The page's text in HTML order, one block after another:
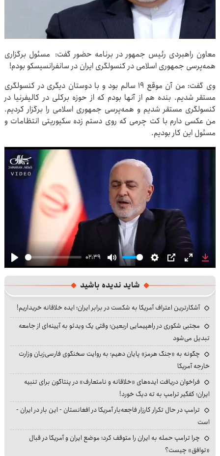
معاون راهبردی رئیس جمهور در برنامه حضور گفت: مسئول برگزاری
همه‌پرسی جمهوری اسلامی در کنسولگری ایران در سانفرانسیسکو بودم!
وی گفت: من آن موقع ۱۹ سالم بود و با دوستان دیگری در کنسولگری
مستقر شدیم. بنده هم از آنها بودم که از حوزه برکلی در کالیفرنیا در
کنسولگری مستقر شدیم و همه‌پرسی جمهوری اسلامی را برگزار کردیم.
من عکسی دارم با کت چرمی که روی دستم زده سکیوریتی انتظامات و
مسئول این کار بودیم.
Play
02:39
Mute Settings
PIP Enter
شاید ندیده باشید
آشکارترین اعتراف آمریکا به شکست در برابر ایران؛ ایده خلاقانه خریداریم!
مجتبی شکوری در راهپیمایی اربعین؛ وقتی یک ویدئو به آیینه‌ای از جامعه
تبدیل می‌شود
چگونه به «جنگ هرمز» پایان دهیم؛ به روایت سخنگوی فارسی‌زبان وزارت
خارجه آمریکا
فراخوان دریافت ایده‌های «خلاقانه و نامتعارف» در پنتاگون برای تنبیه
ایران؛ کفگیر ترامپ به ته دیگ خورد!
ترامپ در حال تکرار کارزار فاجعه‌بار آمریکا در افغانستان - این بار در ایران -
است
چرا ترامپ حمله به ایران را متوقف کرد؛ موضع ایران و آمریکا در قبال
«توافق» چیست؟